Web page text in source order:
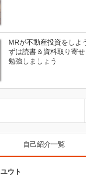
MRが不動産投資をしよ
ずは読書＆資料取り寄
勉強しましょう
自己紹介一覧
ユウト